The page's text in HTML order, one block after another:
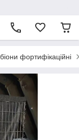
фортифікаційні